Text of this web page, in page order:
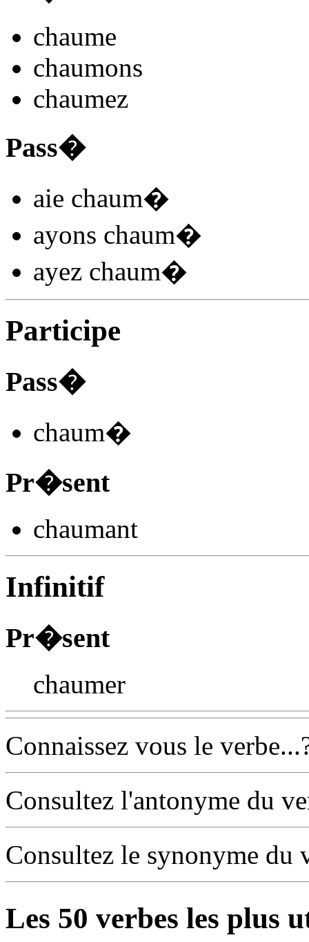
chaume
chaumons
chaumez
Pass�
aie chaum�
ayons chaum�
ayez chaum�
Participe
Pass�
chaum�
Pr�sent
chaumant
Infinitif
Pr�sent
chaumer
Connaissez vous le
Consultez l'antonyme du
Consultez le synonyme du
Les 50 verbes les plus